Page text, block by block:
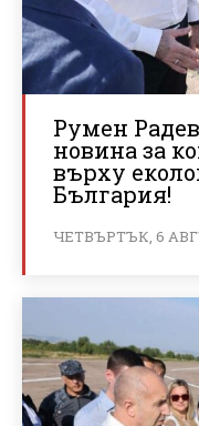
Румен
новина за
върху
България!
ЧЕТВЪРТЪК, 6